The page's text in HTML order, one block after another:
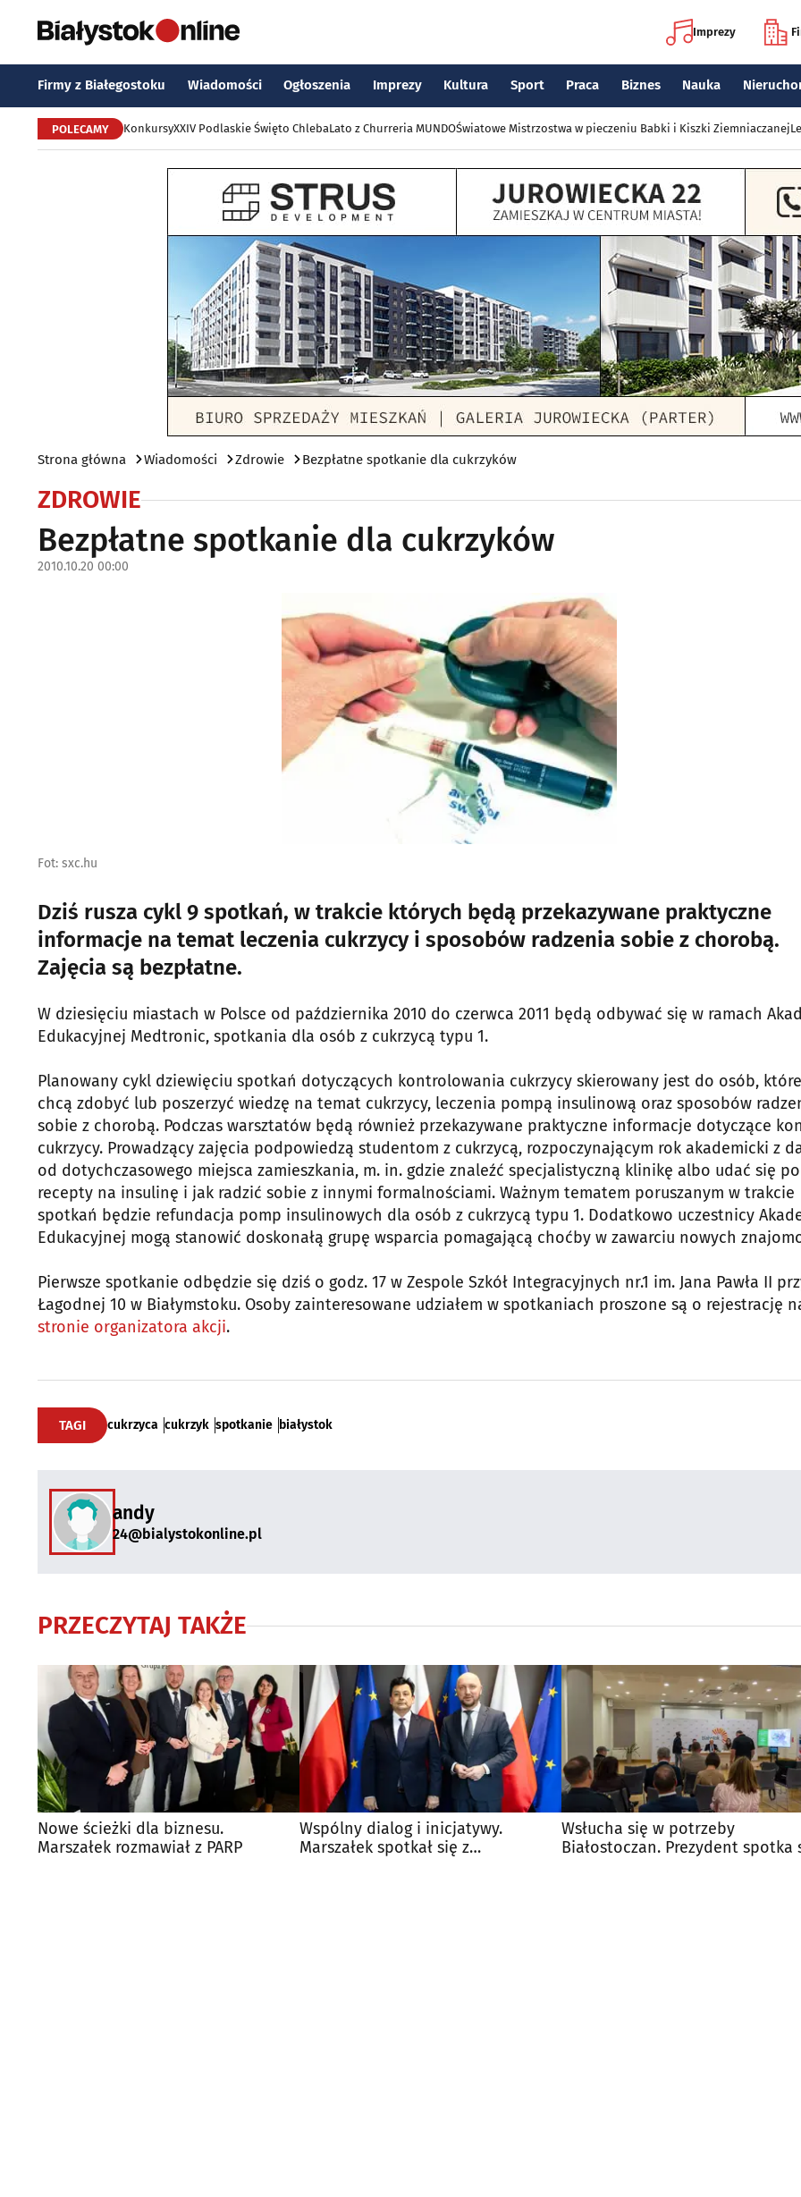
Imprezy
Firmy z Białegostoku Wiadomości Ogłoszenia Imprezy Kultura Sport Praca Biznes Nauka
POLECAMY KonkursyXXIV Podlaskie Święto ChlebaLato z Churreria MUNDOŚwiatowe Mistrzostwa w pieczeniu Babki i Kiszki Ziemniaczanej
Strona główna Wiadomości Zdrowie Bezpłatne spotkanie dla cukrzyków
ZDROWIE
Bezpłatne spotkanie dla cukrzyków
2010.10.20 00:00
Fot: sxc.hu
Dziś rusza cykl 9 spotkań, w trakcie których będą przekazywane praktyczne
informacje na temat leczenia cukrzycy i sposobów radzenia sobie z chorobą.
Zajęcia są bezpłatne.
W dziesięciu miastach w Polsce od października 2010 do czerwca 2011 będą odbywać się w ramach
Edukacyjnej Medtronic, spotkania dla osób z cukrzycą typu 1.
Planowany cykl dziewięciu spotkań dotyczących kontrolowania cukrzycy skierowany jest do osób, które
chcą zdobyć lub poszerzyć wiedzę na temat cukrzycy, leczenia pompą insulinową oraz sposobów
sobie z chorobą. Podczas warsztatów będą również przekazywane praktyczne informacje dotyczące
cukrzycy. Prowadzący zajęcia podpowiedzą studentom z cukrzycą, rozpoczynającym rok akademicki z
od dotychczasowego miejsca zamieszkania, m. in. gdzie znaleźć specjalistyczną klinikę albo udać się po
recepty na insulinę i jak radzić sobie z innymi formalnościami. Ważnym tematem poruszanym w trakcie
spotkań będzie refundacja pomp insulinowych dla osób z cukrzycą typu 1. Dodatkowo uczestnicy
Edukacyjnej mogą stanowić doskonałą grupę wsparcia pomagającą choćby w zawarciu nowych
Pierwsze spotkanie odbędzie się dziś o godz. 17 w Zespole Szkół Integracyjnych nr.1 im. Jana Pawła II
Łagodnej 10 w Białymstoku. Osoby zainteresowane udziałem w spotkaniach proszone są o rejestrację
stronie organizatora akcji.
TAGI cukrzyca cukrzyk spotkanie białystok
andy
24@bialystokonline.pl
PRZECZYTAJ TAKŻE
Nowe ścieżki dla biznesu.
Marszałek rozmawiał z PARP
Wspólny dialog i inicjatywy.
Marszałek spotkał się z
Wsłucha się w potrzeby
Białostoczan. Prezydent spotka